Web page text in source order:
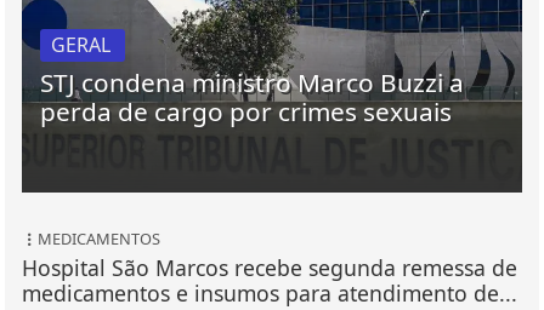
GERAL
STJ condena ministro Marco Buzzi a
perda de cargo por crimes sexuais
MEDICAMENTOS
Hospital São Marcos recebe segunda remessa de
medicamentos e insumos para atendimento de...